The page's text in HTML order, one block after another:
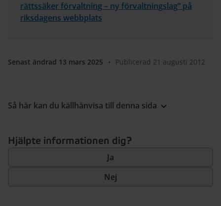
rättssäker förvaltning – ny förvaltningslag” på
riksdagens webbplats
Senast ändrad 13 mars 2025 • Publicerad 21 augusti 2012
Så här kan du källhänvisa till denna sida
Hjälpte informationen dig?
Ja
Nej